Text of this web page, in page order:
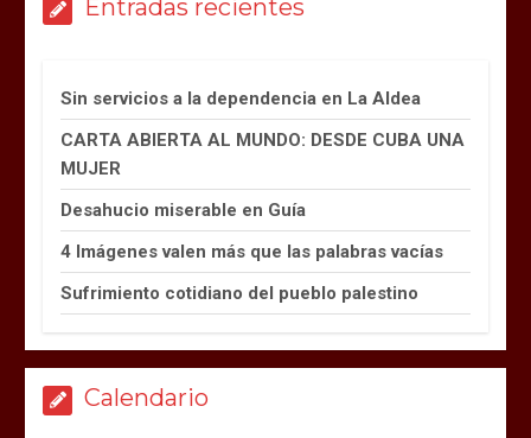
Entradas recientes
Sin servicios a la dependencia en La Aldea
CARTA ABIERTA AL MUNDO: DESDE CUBA UNA
MUJER
Desahucio miserable en Guía
4 Imágenes valen más que las palabras vacías
Sufrimiento cotidiano del pueblo palestino
Calendario